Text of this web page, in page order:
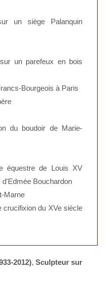
un siège Palanquin
un parefeux en bois
Bourgeois à Paris
du boudoir de Marie-
équestre de Louis XV
Bouchardon
Marne
crucifixion du XVe siècle
2012), Sculpteur sur